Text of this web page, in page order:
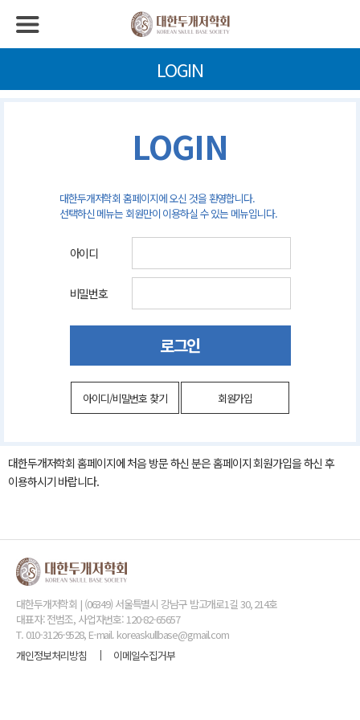
LOGIN
LOGIN
대한두개저학회 홈페이지에 오신 것을 환영합니다.
선택하신 메뉴는 회원만이 이용하실 수 있는 메뉴입니다.
아이디
비밀번호
로그인
아이디/비밀번호 찾기 회원가입
대한두개저학회 홈페이지에 처음 방문 하신 분은 홈페이지 회원가입을 하신 후
이용하시기 바랍니다.
대한두개저학회 | (06349) 서울특별시 강남구 밤고개로1길 30, 214호
대표자: 전범조, 사업자번호: 120-82-65657
T. 010-3126-9528, E-mail. koreaskullbase@gmail.com
개인정보처리방침
이메일수집거부